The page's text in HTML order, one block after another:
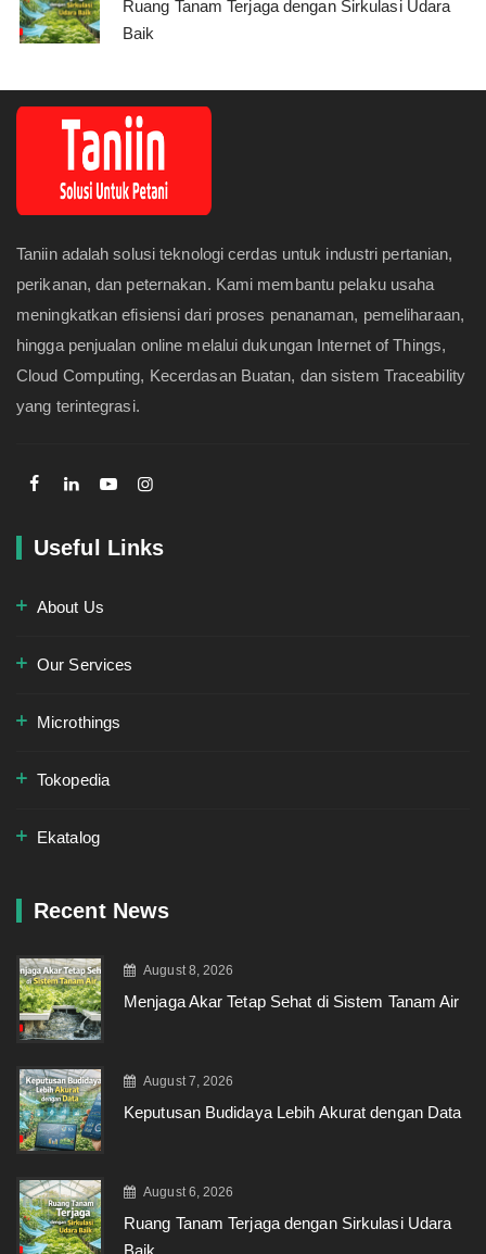
Ruang Tanam Terjaga dengan Sirkulasi Udara
Baik
Taniin adalah solusi teknologi cerdas untuk industri pertanian,
perikanan, dan peternakan. Kami membantu pelaku usaha
meningkatkan efisiensi dari proses penanaman, pemeliharaan,
hingga penjualan online melalui dukungan Internet of Things,
Cloud Computing, Kecerdasan Buatan, dan sistem Traceability
yang terintegrasi.
Useful Links
About Us
Our Services
Microthings
Tokopedia
Ekatalog
Recent News
August 8, 2026
Menjaga Akar Tetap Sehat di Sistem Tanam Air
August 7, 2026
Keputusan Budidaya Lebih Akurat dengan Data
August 6, 2026
Ruang Tanam Terjaga dengan Sirkulasi Udara
Baik